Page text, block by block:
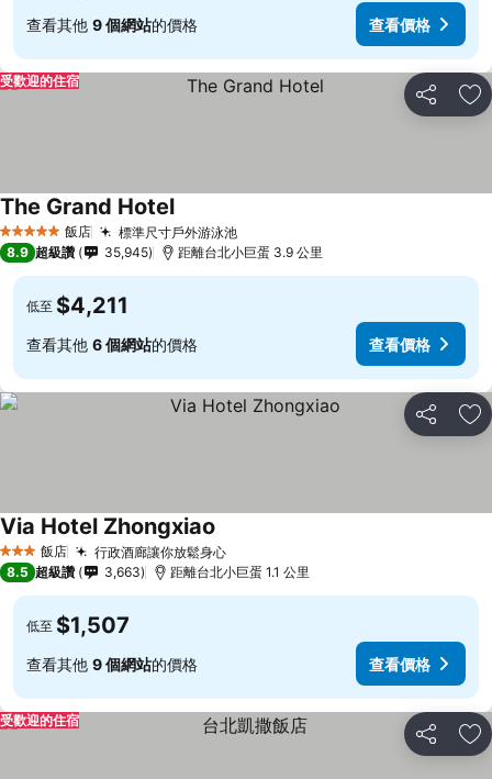
查看其他 9 個網站的價格 查看價格
分享 加
受歡迎的住宿
5 星級 飯店 標準尺寸戶外游泳池查看價格
The Grand Hotel查看價格
8.9 超級讚 35,945 距離台北小巨蛋 3.9 公里
低至 $4,211
查看其他 6 個網站的價格 查看價格
分享 加
3 星級 飯店 行政酒廊讓你放鬆身心查看價格
Via Hotel Zhongxiao
8.5 超級讚 3,663 距離台北小巨蛋 1.1 公里
低至 $1,507
查看其他 9 個網站的價格 查看價格
分享 加
受歡迎的住宿